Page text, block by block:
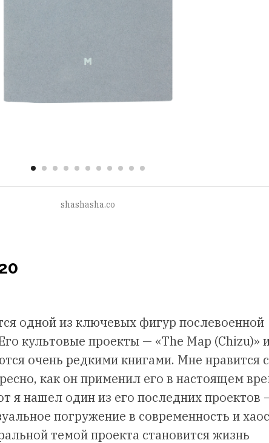
shashasha.co
одной из ключевых фигур послевоенной
культовые проекты — «The Map (Chizu)»
очень редкими книгами. Мне нравится
как он применил его в настоящем
я нашел один из его последних проектов
погружение в современность и хаос
темой проекта становится жизнь